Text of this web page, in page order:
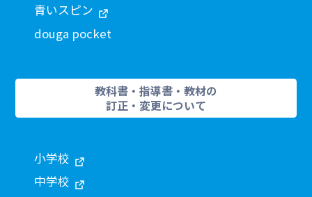
青いスピン
douga pocket
教科書・指導書・教材の
訂正・変更について
小学校
中学校